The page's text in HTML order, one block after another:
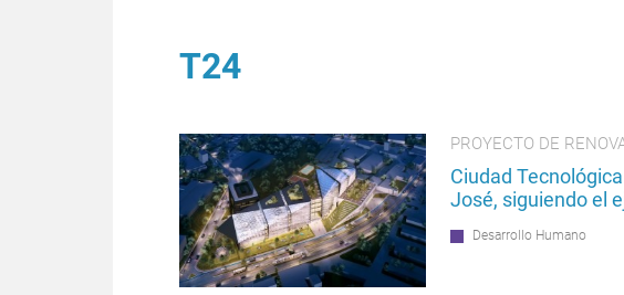
T24
PROYECTO DE
Ciudad
José, siguiendo el
Desarrollo Humano